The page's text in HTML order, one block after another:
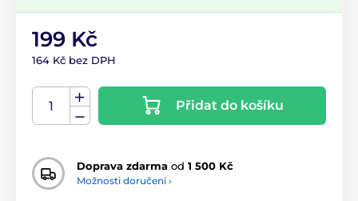
199 Kč
164 Kč bez DPH
Přidat do košíku
Doprava zdarma od 1 500 Kč
Možnosti doručení ›